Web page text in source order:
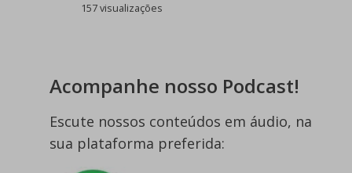
157 visualizações
Acompanhe nosso Podcast!
Escute nossos conteúdos em áudio, na
sua plataforma preferida: